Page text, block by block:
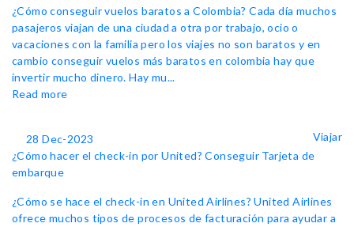
¿Cómo conseguir vuelos baratos a Colombia? Cada día muchos
pasajeros viajan de una ciudad a otra por trabajo, ocio o
vacaciones con la familia pero los viajes no son baratos y en
cambio conseguir vuelos más baratos en colombia hay que
invertir mucho dinero. Hay mu...
Read more
28 Dec-2023
Viajar
¿Cómo hacer el check-in por United? Conseguir Tarjeta de
embarque
¿Cómo se hace el check-in en United Airlines? United Airlines
ofrece muchos tipos de procesos de facturación para ayudar a